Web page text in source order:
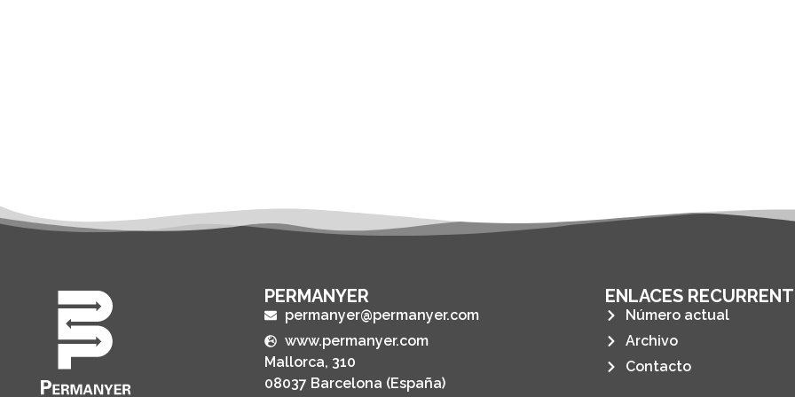
PERMANYER
permanyer@permanyer.com
www.permanyer.com
Mallorca, 310
08037 Barcelona (España)
ENLACES
Número actual
Archivo
Contacto